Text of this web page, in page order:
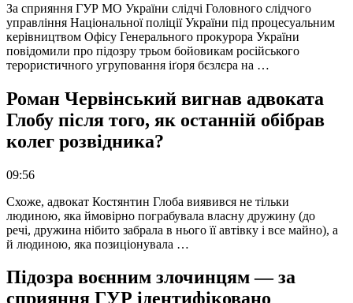
За сприяння ГУР МО України слідчі Головного слідчого
управління Національної поліції України під процесуальним
керівництвом Офісу Генерального прокурора України
повідомили про підозру трьом бойовикам російського
терористичного угруповання іґоря бєзлєра на …
Роман Червінський вигнав адвоката
Глобу після того, як останній обібрав
колег розвідника?
09:56
Схоже, адвокат Костянтин Глоба виявився не тільки
людиною, яка ймовірно пограбувала власну дружину (до
речі, дружина нібито забрала в нього її автівку і все майно), а
й людиною, яка позиціонувала …
Підозра воєнним злочинцям — за
сприяння ГУР ідентифіковано